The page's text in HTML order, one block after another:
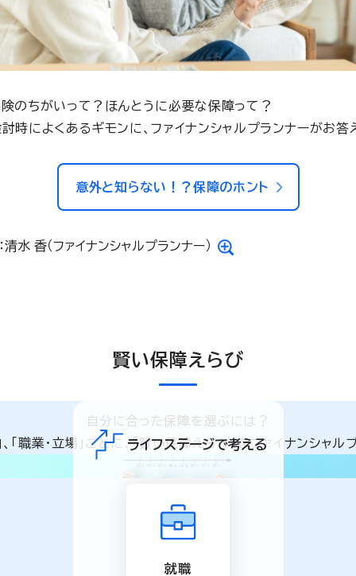
のちがいって？ほんとうに必要な保障って？
時によくあるギモンに、ファイナンシャルプランナーがお答
意外と知らない！？保障のホント
清水 香（ファイナンシャルプランナー）
賢い保障えらび
自分に合った保障を選ぶには？
、「職業・立場」ごとに、「賢い保障えらび」をファイナンシャ
ライフステージで考える
就職